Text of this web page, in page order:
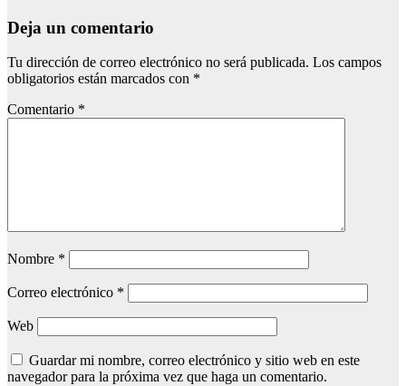
Deja un comentario
Tu dirección de correo electrónico no será publicada. Los campos
obligatorios están marcados con *
Comentario *
Nombre *
Correo electrónico *
Web
Guardar mi nombre, correo electrónico y sitio web en este
navegador para la próxima vez que haga un comentario.